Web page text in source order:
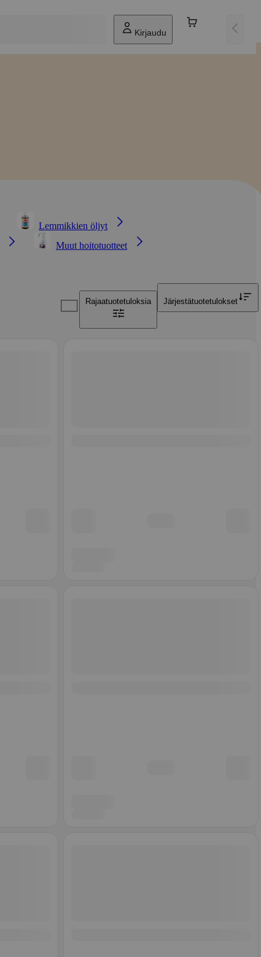
Kirjaudu
Lemmikkien öljyt
Muut hoitotuotteet
Rajaatuotetuloksia Järjestätuotetulokset